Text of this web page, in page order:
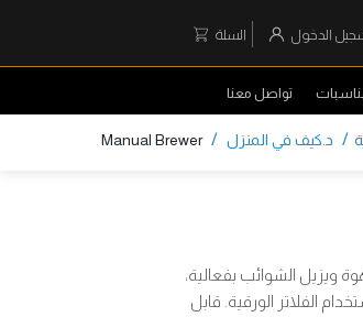
الدخول السلة
تواصل معنا
/ د.كيف في المنزل /
Manual Brewer
الشوائب بفعالية،
الفلاتر الورقية. قابل